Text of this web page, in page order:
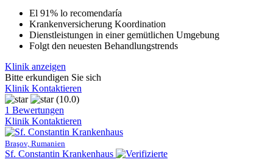
El 91% lo recomendaría
Krankenversicherung Koordination
Dienstleistungen in einer gemütlichen Umgebung
Folgt den neuesten Behandlungstrends
Klinik anzeigen
Bitte erkundigen Sie sich
Klinik Kontaktieren
(10.0)
1 Bewertungen
Klinik Kontaktieren
Braşov, Rumanien
Sf. Constantin Krankenhaus